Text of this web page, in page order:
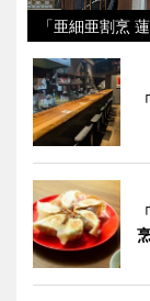
「亜細亜割烹